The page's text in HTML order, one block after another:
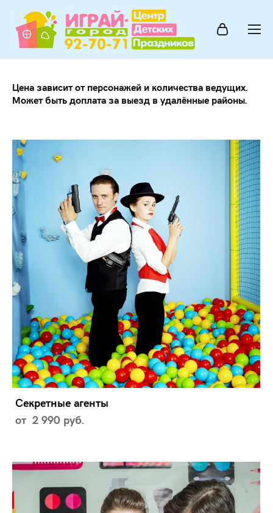
Цена зависит от персонажей и количества ведущих.
Может быть доплата за выезд в удалённые районы.
Секретные агенты
от 2 990 pуб.